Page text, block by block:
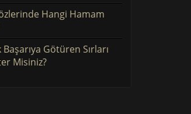
Hangi Hamam
Götüren Sırları
Misiniz?